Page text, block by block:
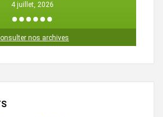
4 juillet, 2026
1 2 3 4 5
nos archives